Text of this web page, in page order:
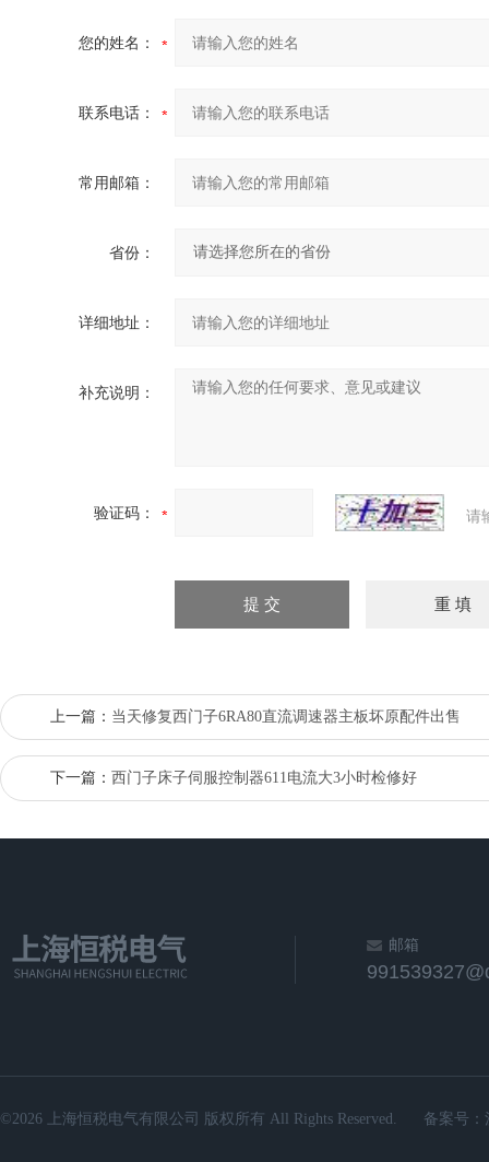
您的姓名：
联系电话：
常用邮箱：
省份：
详细地址：
补充说明：
验证码： 请
上一篇： 当天修复西门子6RA80直流调速器主板坏原配件出售
下一篇： 西门子床子伺服控制器611电流大3小时检修好
邮箱
©2026 上海恒税电气有限公司 版权所有 All Rights Reserved. 备案号：